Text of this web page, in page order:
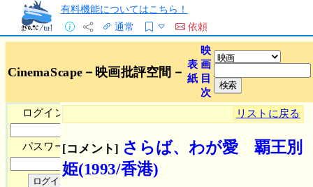
有料機能についてはこちら！
通常
依頼